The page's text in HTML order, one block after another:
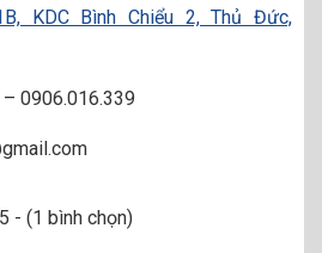
KDC Bình Chiểu 2, Thủ Đức,
0906.016.339
- (1 bình chọn)